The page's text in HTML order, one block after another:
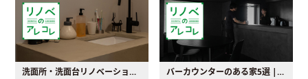
洗面所・洗面台リノベーションの事例と間取りアイデア バーカウンターのある家5選 | 日常に馴染む“距離の近い”キッチンとは